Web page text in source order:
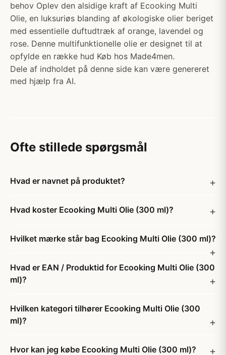
behov Oplev den alsidige kraft af Ecooking Multi
Olie, en luksuriøs blanding af økologiske olier beriget
med essentielle duftudtræk af orange, lavendel og
rose. Denne multifunktionelle olie er designet til at
opfylde en række hud Køb hos Made4men.
Dele af indholdet på denne side kan være genereret
med hjælp fra AI.
Ofte stillede spørgsmål
Hvad er navnet på produktet?
Hvad koster Ecooking Multi Olie (300 ml)?
Hvilket mærke står bag Ecooking Multi Olie (300 ml)?
Hvad er EAN / Produktid for Ecooking Multi Olie (300
ml)?
Hvilken kategori tilhører Ecooking Multi Olie (300
ml)?
Hvor kan jeg købe Ecooking Multi Olie (300 ml)?